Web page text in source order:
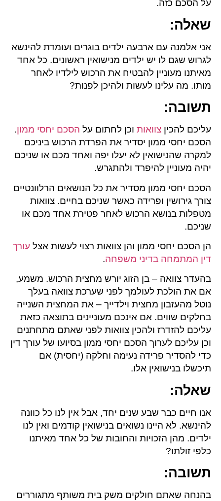
על הסכם כזה.
שאלה:
אני אלמנה עם ארבעה ילדים בוגרים ועומדת להינשא
לגרוש שגם לו יש ילדים מנישואין ראשונים. כל אחד
מאיתנו מעוניין להבטיח את הרכוש לילדיו לאחר
מותו. מה עלינו לעשות ולהיכן לפנות?
תשובה:
עליכם להכין צוואות וכן לחתום על הסכם יחסי ממון.
הסכם יחסי ממון יסדיר את הפרדת הרכוש ביניכם
למקרה שהנישואין לא יעלו יפה ואחד מכם או שניכם
יהיה מעוניין להיפרד ולהתגרש.
הסכם יחסי ממון מסדיר את כל הנושאים הרלוונטיים
צורך גירושין ופרידה כאשר שניכם בחיים. צוואות
מטפלות בנושא הרכוש לאחר פטירת אחד מכם או
שניכם.
הן הסכם יחסי ממון והן צוואות רצוי לעשות אצל עורך
דין המתמחה בדיני משפחה.
בהעדר צוואה – בן הזוג יורש מחצית הרכוש. משמע,
אם את הולכת לעולמך לפני שערכת צוואה בעלך
נוטל מהעזבון מחצית וילדייך – את המחצית השנייה
בחלקים שווים. אם אינכם מעוניינים בתוצאה כזאת
עליכם להזדרז ולהכין צוואות לפני שאתם מתחתנים
וכן עליכם לערוך הסכם יחסי ממון בסיועו של עורך דין
כדי להסדיר פרידה נעימה וחלקה (יחסית) אם
תיכשלו בנישואין אלו.
שאלה:
אנו חיים כבר שבע שנים יחד, אבל אין לנו כל כוונה
להינשא. לא היינו נשואים בנישואין קודמים ואין לנו
ילדים. מהן הזכויות והחובות של כל אחד מאיתנו
כלפי זולתו?
תשובה:
בהנחה שאתם חולקים משק בית משותף מתגוררים